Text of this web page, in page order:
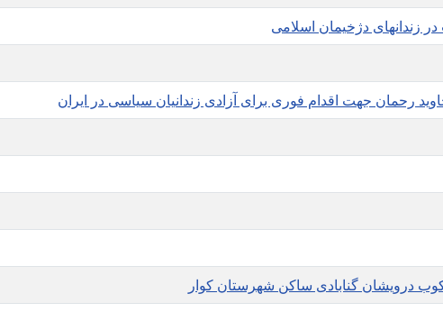
رحمان جهت اقدام فوری برای آزادی زندانیان سیاسی در ایران
درویشان گنابادی ساکن شهرستان کوار